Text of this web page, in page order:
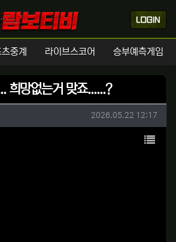
중계 라이브스코어 승부예측게임
희망없는거 맞죠......?
작성일
2026.05.22 12:17
목록